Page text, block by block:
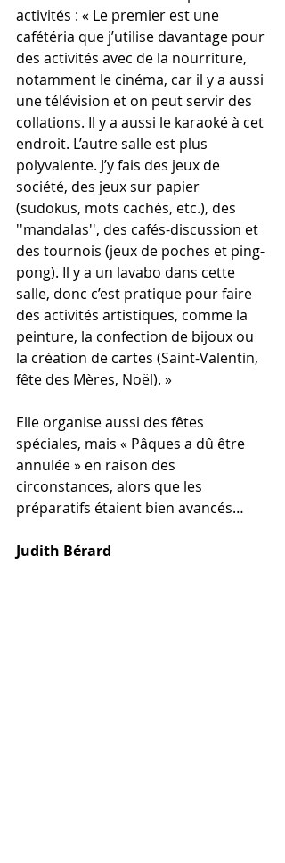
activités : « Le premier est une
cafétéria que j’utilise davantage pour
des activités avec de la nourriture,
notamment le cinéma, car il y a aussi
une télévision et on peut servir des
collations. Il y a aussi le karaoké à cet
endroit. L’autre salle est plus
polyvalente. J’y fais des jeux de
société, des jeux sur papier
(sudokus, mots cachés, etc.), des
''mandalas'', des cafés-discussion et
des tournois (jeux de poches et ping-
pong). Il y a un lavabo dans cette
salle, donc c’est pratique pour faire
des activités artistiques, comme la
peinture, la confection de bijoux ou
la création de cartes (Saint-Valentin,
fête des Mères, Noël). »
Elle organise aussi des fêtes
spéciales, mais « Pâques a dû être
annulée » en raison des
circonstances, alors que les
préparatifs étaient bien avancés…
Judith Bérard